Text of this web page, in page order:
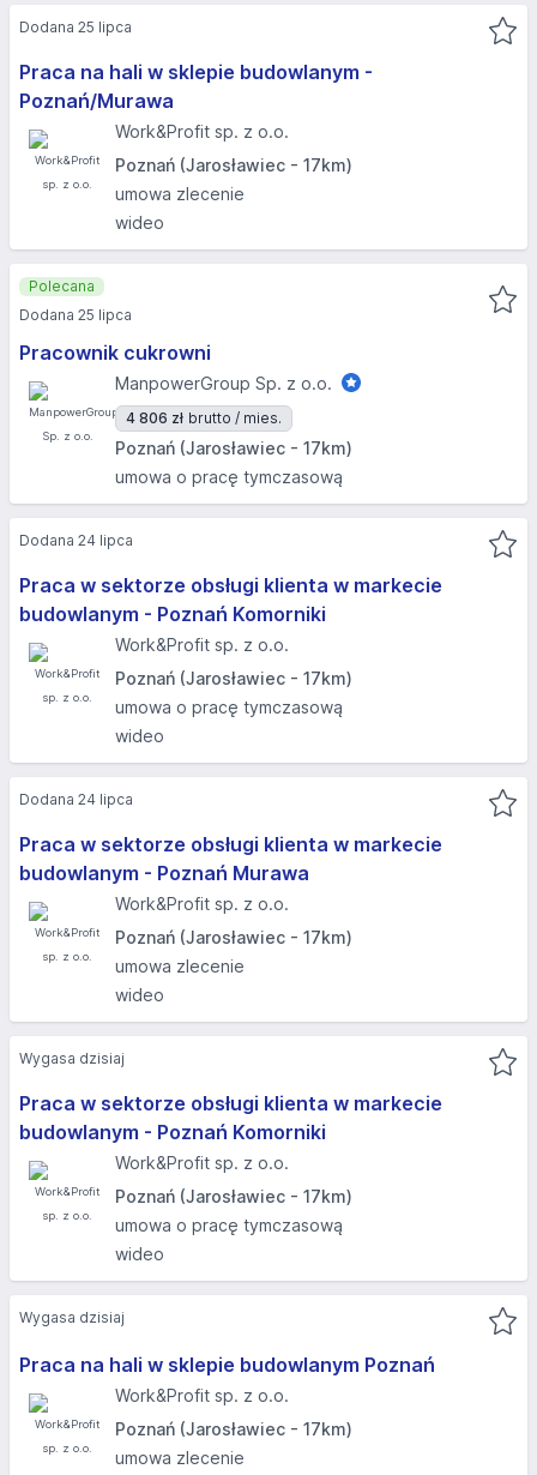
Praca na hali w sklepie budowlanym -
Poznań/Murawa
Work&Profit sp. z o.o.
Poznań (Jarosławiec - 17km)
umowa zlecenie
wideo
Dodana 25 lipca
Pracownik cukrowni
ManpowerGroup Sp. z o.o.
4 806 zł brutto / mies.
Poznań (Jarosławiec - 17km)
umowa o pracę tymczasową
Polecana
Dodana 25 lipca
Praca w sektorze obsługi klienta w markecie
budowlanym - Poznań Komorniki
Work&Profit sp. z o.o.
Poznań (Jarosławiec - 17km)
umowa o pracę tymczasową
wideo
Dodana 24 lipca
Praca w sektorze obsługi klienta w markecie
budowlanym - Poznań Murawa
Work&Profit sp. z o.o.
Poznań (Jarosławiec - 17km)
umowa zlecenie
wideo
Dodana 24 lipca
Praca w sektorze obsługi klienta w markecie
budowlanym - Poznań Komorniki
Work&Profit sp. z o.o.
Poznań (Jarosławiec - 17km)
umowa o pracę tymczasową
wideo
Wygasa dzisiaj
Praca na hali w sklepie budowlanym Poznań
Work&Profit sp. z o.o.
Poznań (Jarosławiec - 17km)
umowa zlecenie
Wygasa dzisiaj